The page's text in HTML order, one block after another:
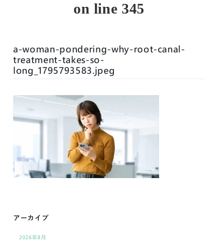
on line 345
a-woman-pondering-why-root-canal-
treatment-takes-so-
long_1795793583.jpeg
アーカイブ
2026年8月